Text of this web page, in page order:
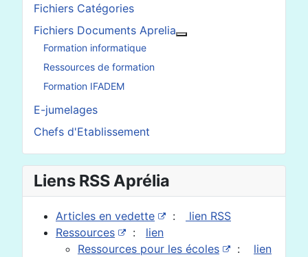
Fichiers Catégories
Fichiers Documents Aprelia
Formation informatique
Ressources de formation
Formation IFADEM
E-jumelages
Chefs d'Etablissement
Liens RSS Aprélia
Articles en vedette :
lien RSS
Ressources
: lien
Ressources pour les écoles
: lien